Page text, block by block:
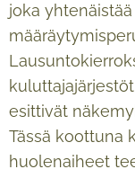
joka
esittivät
Tässä koottuna
huolenaiheet